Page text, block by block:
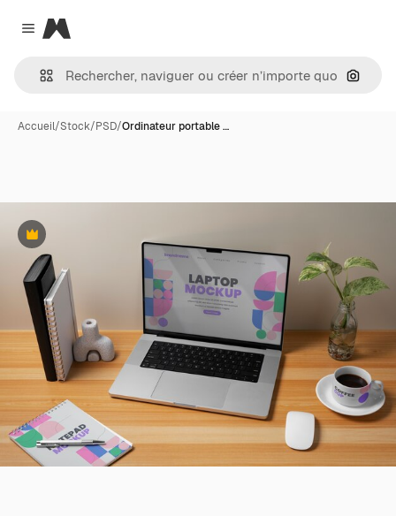
Close menu
Magnific
Accueil/Stock/PSD/Ordinateur portable …
Premium